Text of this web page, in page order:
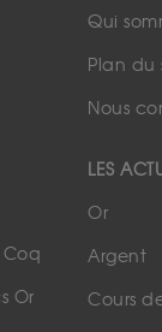
Coq
Or
Qui
Plan du
Nous
LES
Or
Argent
Cours